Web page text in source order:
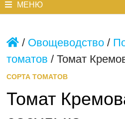
МЕНЮ
/ Овощеводство/
томатов / Томат
СОРТА ТОМАТОВ
Томат